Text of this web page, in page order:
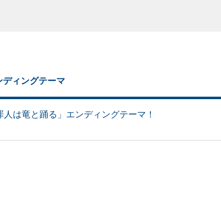
ィングテーマ
は竜と踊る」エンディングテーマ！